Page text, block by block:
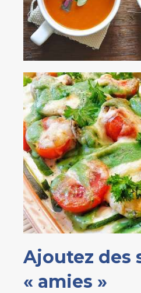
Ajoutez des
« amies »